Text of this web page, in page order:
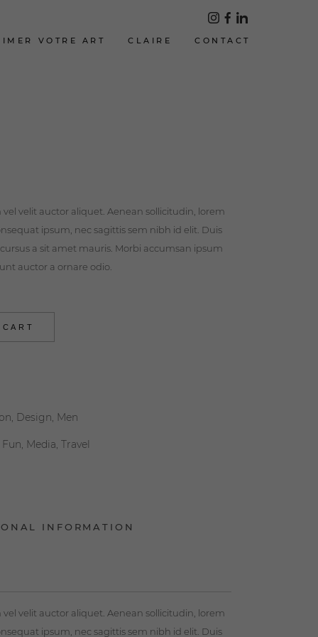
VOTRE ART CLAIRE CONTACT
velit auctor aliquet. Aenean sollicitudin, lorem
ipsum, nec sagittis sem nibh id elit. Duis
a sit amet mauris. Morbi accumsan ipsum
auctor a ornare odio.
, Design, Men
Fun, Media, Travel
INFORMATION
velit auctor aliquet. Aenean sollicitudin, lorem
ipsum, nec sagittis sem nibh id elit. Duis